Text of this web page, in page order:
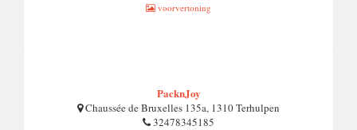
voorvertoning
PacknJoy
Chaussée de Bruxelles 135a, 1310 Terhulpen
32478345185